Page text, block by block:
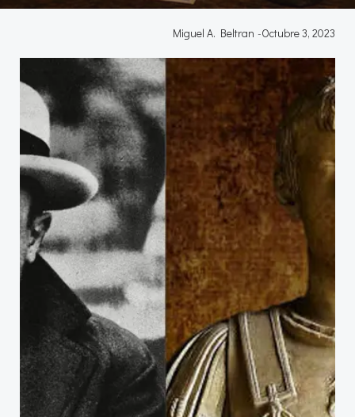
Miguel A. Beltran -Octubre 3, 2023